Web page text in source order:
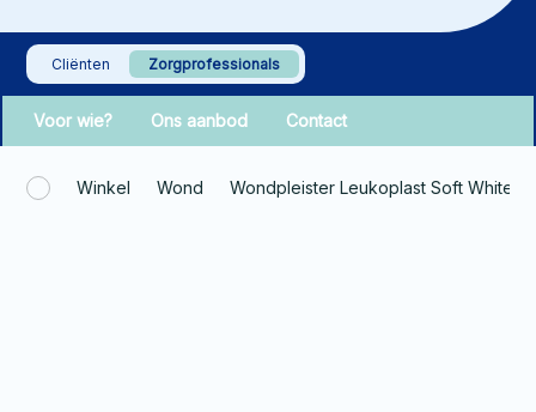
Cliënten Zorgprofessionals
Voor wie? Ons aanbod Contact
Winkel Wond Wondpleister Leukoplast Soft White